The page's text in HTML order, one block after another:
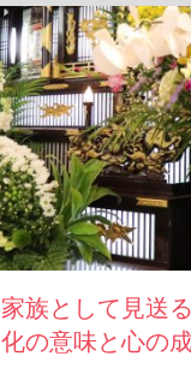
族として見送
の意味と心の